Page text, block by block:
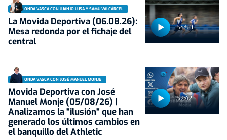
54:50
ONDA VASCA CON JUANJO LUSA Y SAMU VALCÁRCEL
La Movida Deportiva (06.08.26):
Mesa redonda por el fichaje del
central
52:42
ONDA VASCA CON JOSÉ MANUEL MONJE
Movida Deportiva con José
Manuel Monje (05/08/26) |
Analizamos la "ilusión" que han
generado los últimos cambios en
el banquillo del Athletic